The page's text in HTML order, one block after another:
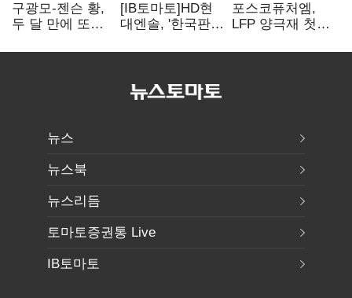
구광모-젠슨 황,
두 달 만에 또
등 논의
[IB토마토]HD현
대엔솔, '한국판
세액공제 선택이
포스코퓨처엠,
LFP 양극재 첫
ESS 시장 공략
뉴스
뉴스북
뉴스리듬
토마토증권통 Live
IB토마토